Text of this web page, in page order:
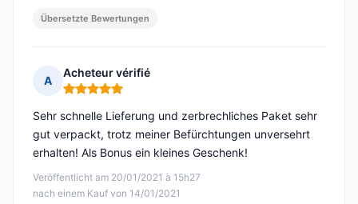
Übersetzte Bewertungen
A
Acheteur vérifié
Hinweis: 5 von 5
Veröffentlicht am 20/01/2021 à 15h27
nach einem Kauf von 14/01/2021
Sehr schnelle Lieferung und zerbrechliches Paket sehr
gut verpackt, trotz meiner Befürchtungen unversehrt
erhalten! Als Bonus ein kleines Geschenk!